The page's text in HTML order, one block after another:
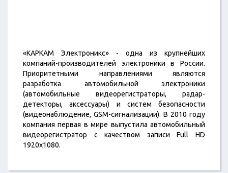
«КАРКАМ Электроникс» - одна из крупнейших
компаний-производителей электроники в России.
Приоритетными направлениями являются
разработка автомобильной электроники
(автомобильные видеорегистраторы, радар-
детекторы, аксессуары) и систем безопасности
(видеонаблюдение, GSM-сигнализации). В 2010 году
компания первая в мире выпустила автомобильный
видеорегистратор с качеством записи Full HD
1920х1080.